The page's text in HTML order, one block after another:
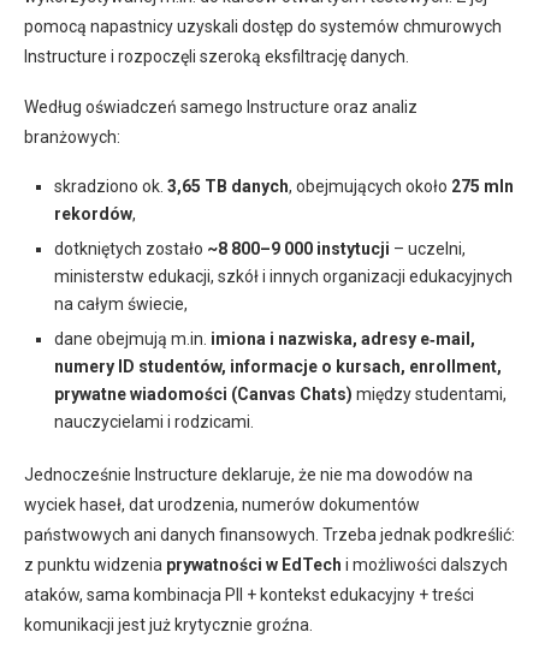
pomocą napastnicy uzyskali dostęp do systemów chmurowych
Instructure i rozpoczęli szeroką eksfiltrację danych.
Według oświadczeń samego Instructure oraz analiz
branżowych:
skradziono ok. 3,65 TB danych, obejmujących około 275 mln
rekordów,
dotkniętych zostało ~8 800–9 000 instytucji – uczelni,
ministerstw edukacji, szkół i innych organizacji edukacyjnych
na całym świecie,
dane obejmują m.in. imiona i nazwiska, adresy e‑mail,
numery ID studentów, informacje o kursach, enrollment,
prywatne wiadomości (Canvas Chats) między studentami,
nauczycielami i rodzicami.
Jednocześnie Instructure deklaruje, że nie ma dowodów na
wyciek haseł, dat urodzenia, numerów dokumentów
państwowych ani danych finansowych. Trzeba jednak podkreślić:
z punktu widzenia prywatności w EdTech i możliwości dalszych
ataków, sama kombinacja PII + kontekst edukacyjny + treści
komunikacji jest już krytycznie groźna.